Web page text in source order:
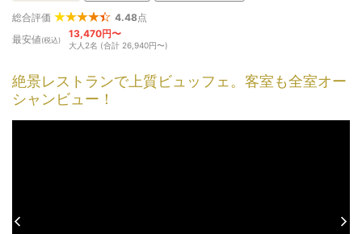
総合評価 4.48点
最安値(税込)
13,470円〜
大人2名 (合計 26,940円〜)
絶景レストランで上質ビュッフェ。客室も全室オー
シャンビュー！